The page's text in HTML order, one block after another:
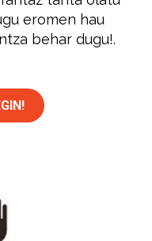
eromen hau
behar dugu!.